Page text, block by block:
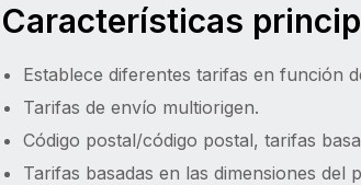
Características
Establece diferentes tarifas en función
Tarifas de envío multiorigen.
Código postal/código postal, tarifas
Tarifas basadas en las dimensiones del